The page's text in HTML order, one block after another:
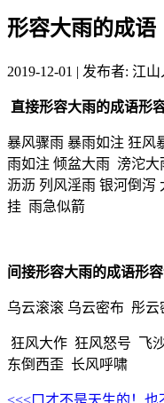
形容大雨的成语
2019-12-01 | 发布者: 江山
直接形容大雨的成语形
暴风骤雨 暴雨如注 狂风
雨如注 倾盆大雨 滂沱
沥沥 列风淫雨 银河倒泻
挂 雨急似箭
间接形容大雨的成语形容
乌云滚滚 乌云密布 彤
狂风大作 狂风怒号 飞
东倒西歪 长风呼啸
<<<口才不是天生的！